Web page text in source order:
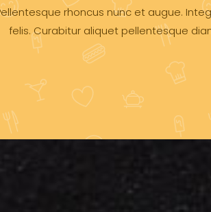
rhoncus nunc et augue.
felis. Curabitur aliquet pellentesque